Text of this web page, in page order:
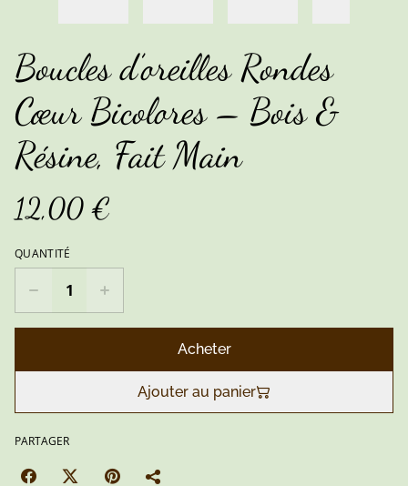
Boucles d’oreilles Rondes
Cœur Bicolores – Bois &
Résine, Fait Main
12,00 €
QUANTITÉ
Acheter
Ajouter au panier
PARTAGER